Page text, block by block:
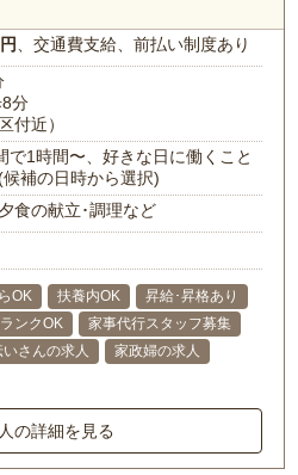
、交通費支給、前払い制度あり
分
付近）
で1時間〜、好きな日に働くこと
補の日時から選択)
食の献立･調理など
OK 扶養内OK
昇給･昇格あり
ンクOK
家事代行スタッフ募集
いさんの求人
家政婦の求人
の詳細を見る